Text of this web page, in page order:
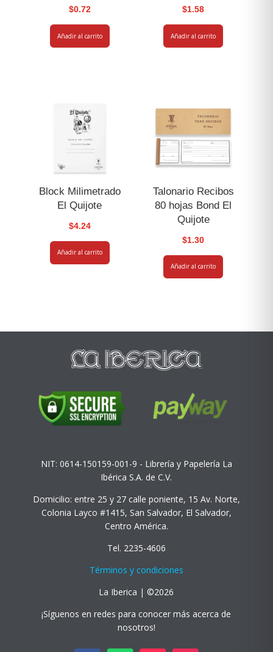
$0.72
Añadir al carrito
$1.58
Añadir al carrito
Block Milimetrado
El Quijote
$4.24
Añadir al carrito
Talonario Recibos
80 hojas Bond El
Quijote
$1.30
Añadir al carrito
NIT: 0614-150159-001-9 - Librería y Papelería La
Ibérica S.A. de C.V.
Domicilio: entre 25 y 27 calle poniente, 15 Av. Norte,
Colonia Layco #1415, San Salvador, El Salvador,
Centro América.
Tel. 2235-4606
Términos y condiciones
La Iberica | ©2026
¡Síguenos en redes para conocer más acerca de
nosotros!